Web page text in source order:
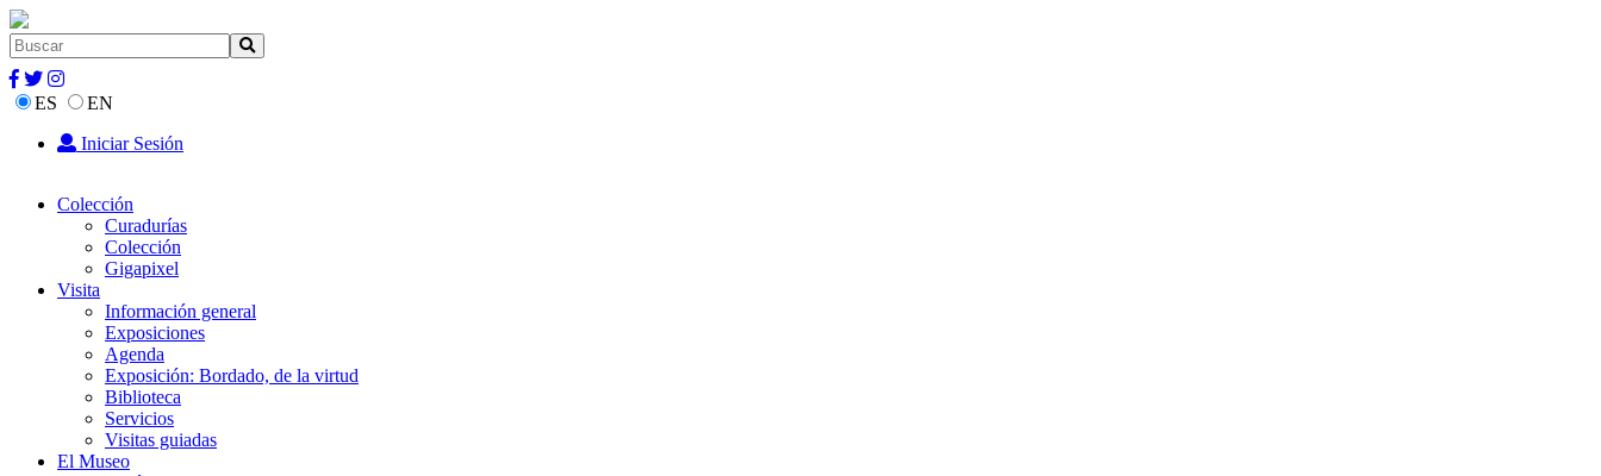
ES
EN
Iniciar Sesión
Colección
Curadurías
Colección
Gigapixel
Visita
Información general
Exposiciones
Agenda
Exposición: Bordado, de la virtud
Biblioteca
Servicios
Visitas guiadas
El Museo